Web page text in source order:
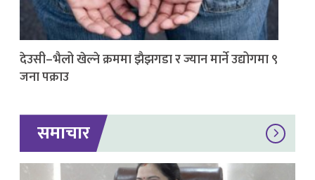
देउसी–भैलो खेल्ने क्रममा झैझगडा र ज्यान मार्ने उद्योगमा ९
जना पक्राउ
समाचार